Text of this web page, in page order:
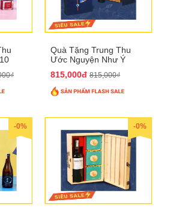
Quà Tặng Trung Thu
Ước Nguyện Như Ý
815,000đ 815,000₫
-0% -0%